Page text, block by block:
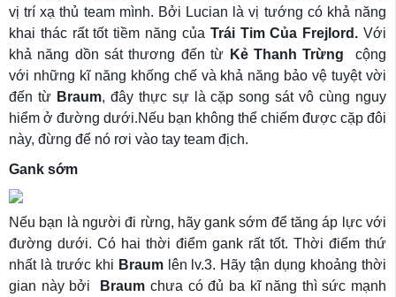
vị trí xạ thủ team mình. Bởi Lucian là vị tướng có khả năng
khai thác rất tốt tiềm năng của Trái Tim Của Frejlord. Với
khả năng dồn sát thương đến từ Kẻ Thanh Trừng
cộng
với những kĩ năng khống chế và khả năng bảo vệ tuyệt vời
đến từ Braum, đây thực sự là cặp song sát vô cùng nguy
hiểm ở đường dưới.Nếu bạn không thể chiếm được cặp đôi
này, đừng để nó rơi vào tay team địch.
Gank sớm
Nếu bạn là người đi rừng, hãy gank sớm để tăng áp lực với
đường dưới. Có hai thời điểm gank rất tốt. Thời điểm thứ
nhất là trước khi Braumlên lv.3. Hãy tận dụng khoảng thời
gian này bởi
Braum chưa có đủ ba kĩ năng thì sức mạnh